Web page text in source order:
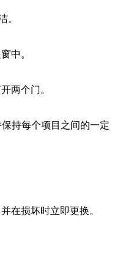
中。
两个门。
持每个项目之间的一定
在损坏时立即更换。